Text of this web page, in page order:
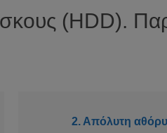
(HDD).
2. Απόλυτη